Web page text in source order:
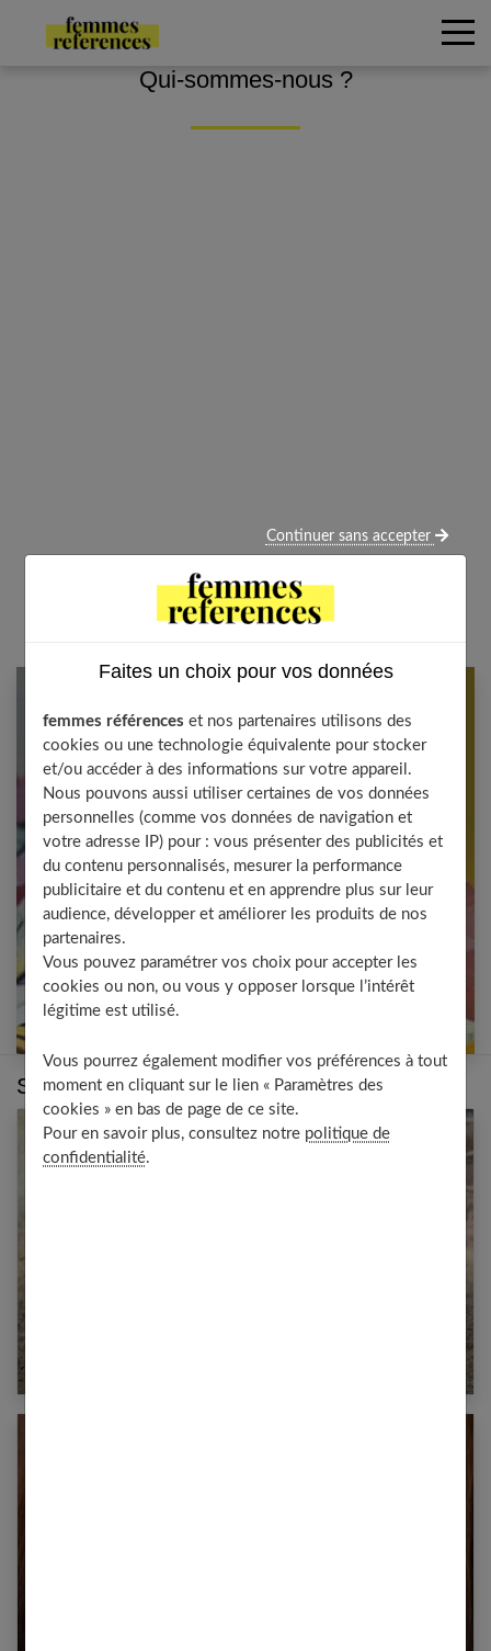
Qui-sommes-nous ?
Newsletter femmes références
Restez informé en vous inscrivant à notre
newsletter
E-mail
Sur le même thème :
Faites un choix pour vos données
femmes références et nos partenaires utilisons des
cookies ou une technologie équivalente pour stocker
et/ou accéder à des informations sur votre appareil.
Nous pouvons aussi utiliser certaines de vos données
personnelles (comme vos données de navigation et
votre adresse IP) pour : vous présenter des publicités et
du contenu personnalisés, mesurer la performance
publicitaire et du contenu et en apprendre plus sur leur
audience, développer et améliorer les produits de nos
partenaires.
Vous pouvez paramétrer vos choix pour accepter les
cookies ou non, ou vous y opposer lorsque l’intérêt
légitime est utilisé.
Vous pourrez également modifier vos préférences à tout
moment en cliquant sur le lien « Paramètres des
cookies » en bas de page de ce site.
Pour en savoir plus, consultez notre politique de
confidentialité.
Continuer sans accepter